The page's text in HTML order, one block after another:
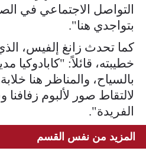
التواصل الاجتماعي في
بتواجدي هنا".
كما تحدث زانغ إلفيس، الذي
خطيبته، قائلاً: "كابادوكيا
بالسياح، والمناظر هنا
لالتقاط صور لألبوم
الفريدة".
المزيد من نفس القسم